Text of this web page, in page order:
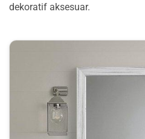
dekoratif aksesuar.